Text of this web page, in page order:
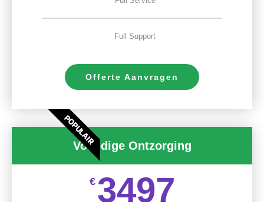
Full Support
Offerte Aanvragen
POPULAIR
Volledige Ontzorging
€ 3497